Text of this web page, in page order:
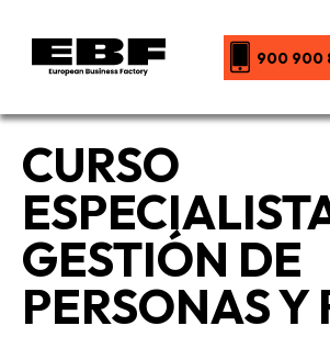
900 900
CURSO
GESTIÓN DE
PERSONAS Y